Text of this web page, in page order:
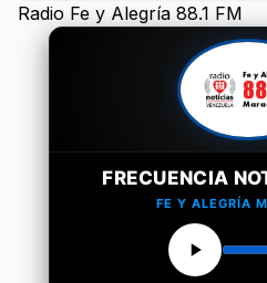
Radio Fe y Alegría 88.1 FM
FRECUENCIA
FE Y ALEGRÍA